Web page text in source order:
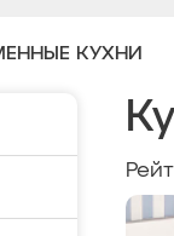
КУХНИ